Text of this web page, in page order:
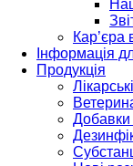
Кар’єра
Інформація
Продукція
Добавки